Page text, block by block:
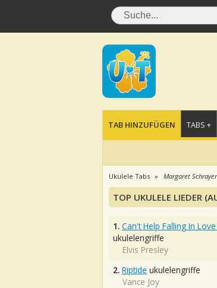
TAB HINZUFÜGEN TABS +
Ukulele Tabs Margaret Schrayer
TOP UKULELE LIEDER
1. Can't Help Falling In
ukulelengriffe
Elvis Presley
2. Riptide ukulelengriffe
Vance Joy